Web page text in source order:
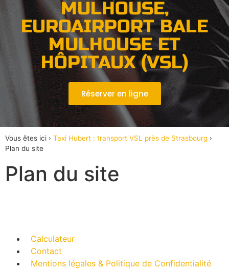
MULHOUSE,
EUROAIRPORT BALE
MULHOUSE ET
HÔPITAUX (VSL)
Réserver en ligne
Vous êtes ici › Taxi Hubert : transport VSL près de Strasbourg ›
Plan du site
Plan du site
Calculateur
Contact
Mentions légales & Politique de Confidentialité